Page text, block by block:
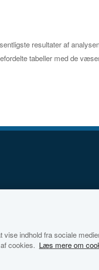
resultater af
tabeller med de
indhold fra sociale
cookies. Læs mere om